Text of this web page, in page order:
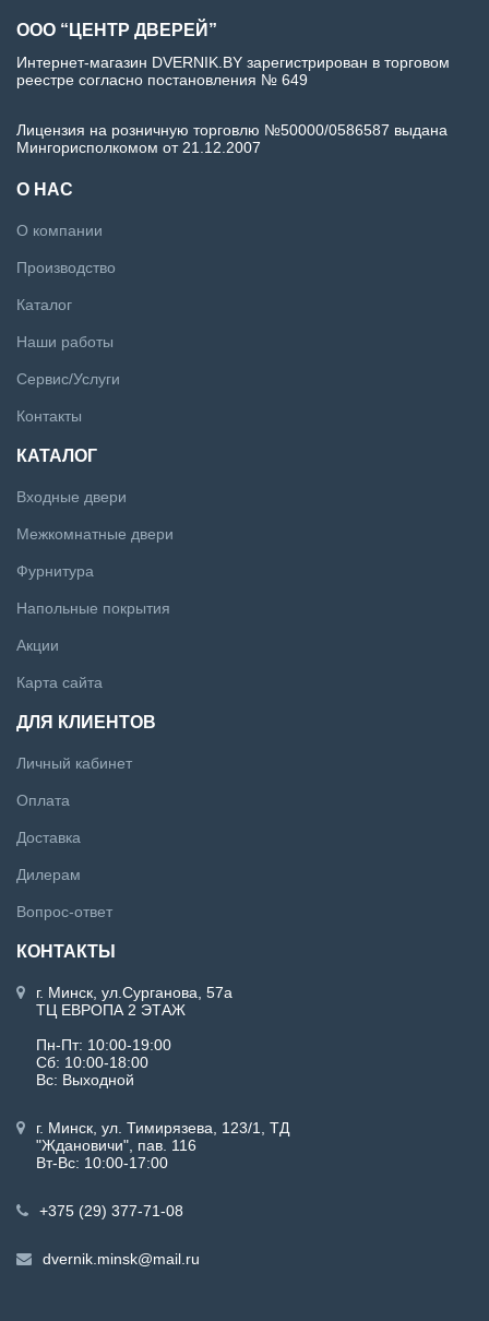
ООО “ЦЕНТР ДВЕРЕЙ”
Интернет-магазин DVERNIK.BY зарегистрирован в торговом
реестре согласно постановления № 649
Лицензия на розничную торговлю №50000/0586587 выдана
Мингорисполкомом от 21.12.2007
О НАС
О компании
Производство
Каталог
Наши работы
Сервис/Услуги
Контакты
КАТАЛОГ
Входные двери
Межкомнатные двери
Фурнитура
Напольные покрытия
Акции
Карта сайта
ДЛЯ КЛИЕНТОВ
Личный кабинет
Оплата
Доставка
Дилерам
Вопрос-ответ
КОНТАКТЫ
г. Минск, ул.Сурганова, 57а
ТЦ ЕВРОПА 2 ЭТАЖ
Пн-Пт: 10:00-19:00
Сб: 10:00-18:00
Вс: Выходной
г. Минск, ул. Тимирязева, 123/1, ТД
"Ждановичи", пав. 116
Вт-Вс: 10:00-17:00
+375 (29) 377-71-08
dvernik.minsk@mail.ru